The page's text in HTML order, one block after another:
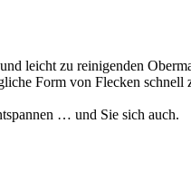
leicht zu reinigenden
Form von Flecken schnell
… und Sie sich auch.